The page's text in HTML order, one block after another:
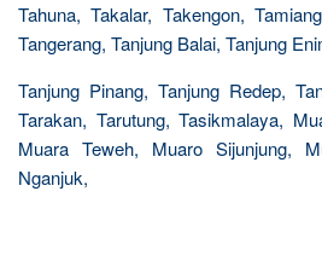
Tahuna, Takalar, Takengon,
Tangerang, Tanjung Balai, Tanjung
Tanjung Pinang, Tanjung Redep,
Tarakan, Tarutung, Tasikmalaya,
Muara Teweh, Muaro Sijunjung,
Nganjuk,